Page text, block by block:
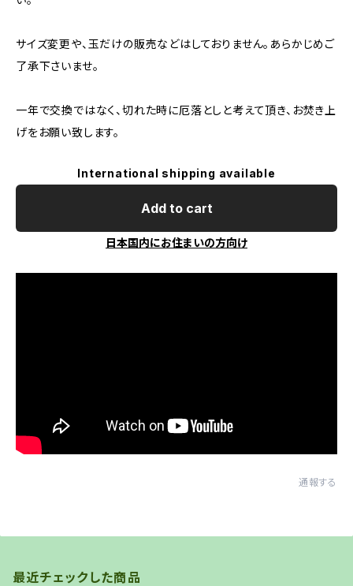
サイズ変更や、玉だけの販売などはしておりません。あらかじめご
了承下さいませ。
一年で交換ではなく、切れた時に厄落としと考えて頂き、お焚き上
げをお願い致します。
International shipping available
Add to cart
日本国内にお住まいの方向け
通報する
最近チェックした商品